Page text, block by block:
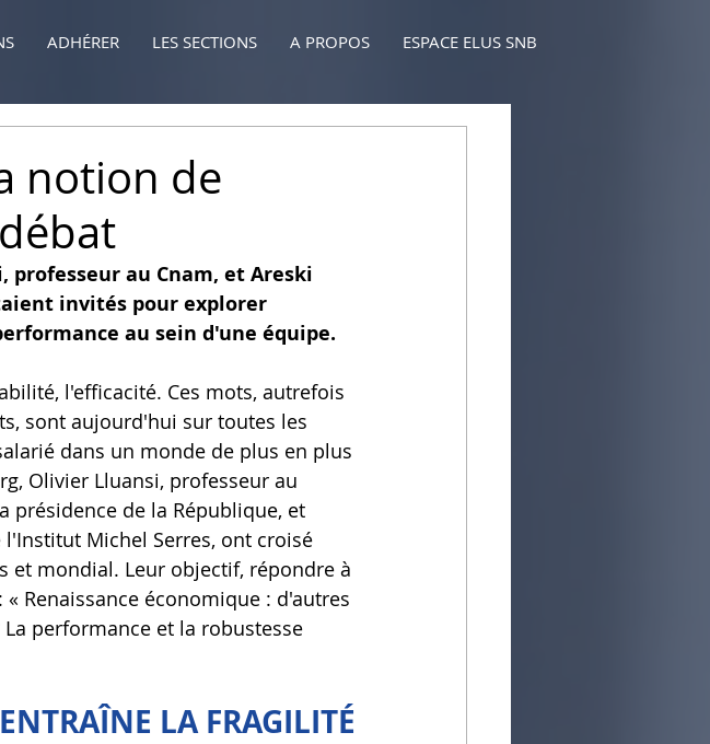
ADHÉRER LES SECTIONS A PROPOS ESPACE ELUS SNB
notion de
au Cnam, et Areski
invités pour explorer
au sein d'une équipe.
l'efficacité. Ces mots, autrefois
sont aujourd'hui sur toutes les
dans un monde de plus en plus
Olivier Lluansi, professeur au
présidence de la République, et
Michel Serres, ont croisé
et mondial. Leur objectif, répondre à
Renaissance économique : d'autres
performance et la robustesse
LA FRAGILITÉ